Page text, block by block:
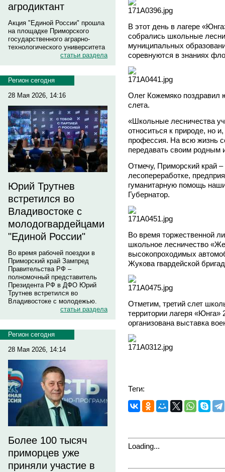
агродиктант
Акция "Единой России" прошла
на площадке Приморского
государственного аграрно-
технологического университета
статьи раздела
Регион сегодня
28 Мая 2026, 14:16
Юрий Трутнев
встретился во
Владивостоке с
молодогвардейцами
"Единой России"
Во время рабочей поездки в
Приморский край Зампред
Правительства РФ –
полномочный представитель
Президента РФ в ДФО Юрий
Трутнев встретился во
Владивостоке с молодежью.
статьи раздела
Регион сегодня
28 Мая 2026, 14:14
Более 100 тысяч
приморцев уже
приняли участие в
В этот день в лагере
собрались школьные
муниципальных
соревнуются в знаниях
Олег Кожемяко поздравил
слета.
«Школьные лесничества
относиться к природе, но
профессия. На всю жизнь
передавать своим родным
Отмечу, Приморский край
лесопереработке,
гуманитарную помощь
Губернатор.
Во время торжественной
школьное лесничество
высокопроходимых
Жукова гвардейской
Отметим, третий слет
территории лагеря «Юнга»
организована выставка
Теги:
Loading...